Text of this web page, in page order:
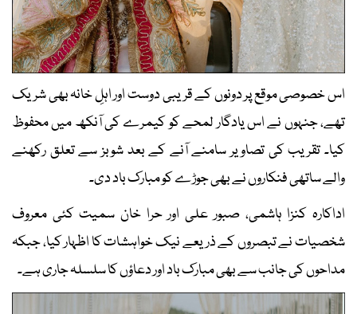
اس خصوصی موقع پر دونوں کے قریبی دوست اور اہلِ خانہ بھی شریک
تھے، جنہوں نے اس یادگار لمحے کو کیمرے کی آنکھ میں محفوظ
کیا۔ تقریب کی تصاویر سامنے آنے کے بعد شوبز سے تعلق رکھنے
والے ساتھی فنکاروں نے بھی جوڑے کو مبارک باد دی۔
اداکارہ کنزا ہاشمی، صبور علی اور حرا خان سمیت کئی معروف
شخصیات نے تبصروں کے ذریعے نیک خواہشات کا اظہار کیا، جبکہ
مداحوں کی جانب سے بھی مبارک باد اور دعاؤں کا سلسلہ جاری ہے۔